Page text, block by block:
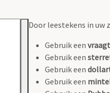
Door leestekens in uw
Gebruik een
Gebruik een
Gebruik een
Gebruik een